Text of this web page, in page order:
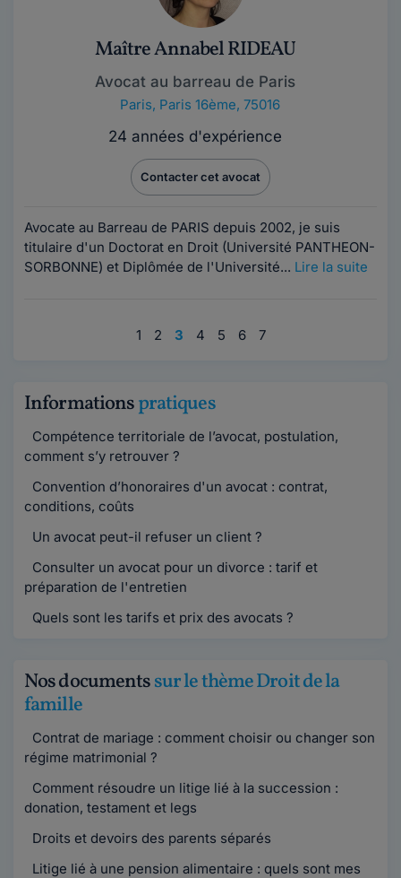
Maître Annabel RIDEAU
Avocat au barreau de Paris
Paris, Paris 16ème, 75016
24 années d'expérience
Contacter cet avocat
Avocate au Barreau de PARIS depuis 2002, je suis
titulaire d'un Doctorat en Droit (Université PANTHEON-
SORBONNE) et Diplômée de l'Université... Lire la suite
1 2 3 4 5 6 7
Informationspratiques
Compétence territoriale de l’avocat, postulation,
comment s’y retrouver ?
Convention d’honoraires d'un avocat : contrat,
conditions, coûts
Un avocat peut-il refuser un client ?
Consulter un avocat pour un divorce : tarif et
préparation de l'entretien
Quels sont les tarifs et prix des avocats ?
Nos documentssur le thème Droit de la
famille
Contrat de mariage : comment choisir ou changer son
régime matrimonial ?
Comment résoudre un litige lié à la succession :
donation, testament et legs
Droits et devoirs des parents séparés
Litige lié à une pension alimentaire : quels sont mes